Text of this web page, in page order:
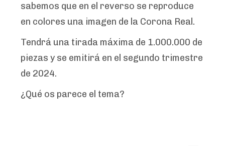
sabemos que en el reverso se reproduce
en colores una imagen de la Corona Real.
Tendrá una tirada máxima de 1.000.000 de
piezas y se emitirá en el segundo trimestre
de 2024.
¿Qué os parece el tema?